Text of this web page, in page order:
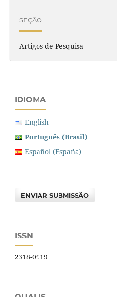
SEÇÃO
Artigos de Pesquisa
IDIOMA
English
Português (Brasil)
Español (España)
ENVIAR SUBMISSÃO
ISSN
2318-0919